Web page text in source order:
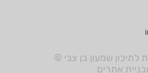
לתיכון שמעון בן צבי ©
אתרים